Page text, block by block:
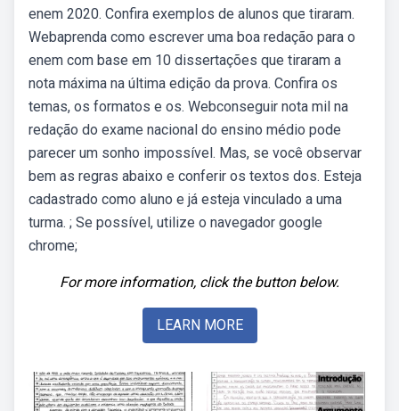
enem 2020. Confira exemplos de alunos que tiraram.
Webaprenda como escrever uma boa redação para o
enem com base em 10 dissertações que tiraram a
nota máxima na última edição da prova. Confira os
temas, os formatos e os. Webconseguir nota mil na
redação do exame nacional do ensino médio pode
parecer um sonho impossível. Mas, se você observar
bem as regras abaixo e conferir os textos dos. Esteja
cadastrado como aluno e já esteja vinculado a uma
turma. ; Se possível, utilize o navegador google
chrome;
For more information, click the button below.
LEARN MORE